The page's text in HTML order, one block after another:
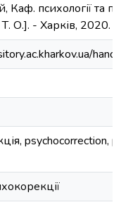
Каф. психології та
О.]. - Харків, 2020. -
psychocorrection,